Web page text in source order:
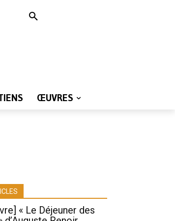
ŒUVRES
« Le Déjeuner des